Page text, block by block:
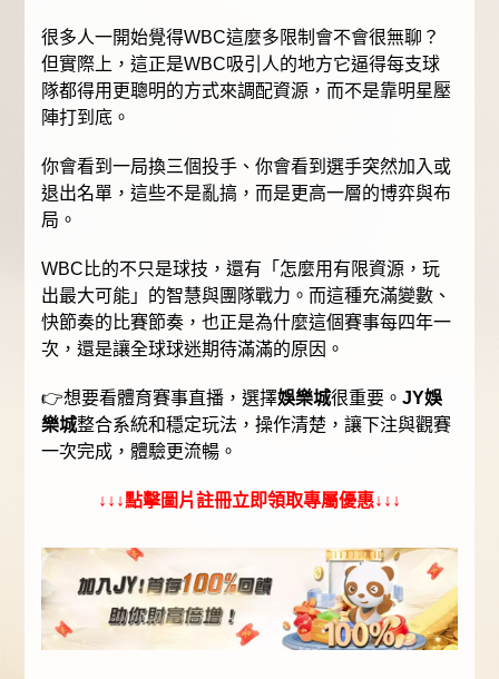
很多人一開始覺得WBC這麼多限制會不會很無聊？
但實際上，這正是WBC吸引人的地方它逼得每支球
隊都得用更聰明的方式來調配資源，而不是靠明星壓
陣打到底。
你會看到一局換三個投手、你會看到選手突然加入或
退出名單，這些不是亂搞，而是更高一層的博弈與布
局。
WBC比的不只是球技，還有「怎麼用有限資源，玩
出最大可能」的智慧與團隊戰力。而這種充滿變數、
快節奏的比賽節奏，也正是為什麼這個賽事每四年一
次，還是讓全球球迷期待滿滿的原因。
👉想要看體育賽事直播，選擇娛樂城很重要。JY娛
樂城整合系統和穩定玩法，操作清楚，讓下注與觀賽
一次完成，體驗更流暢。
↓↓↓點擊圖片註冊立即領取專屬優惠↓↓↓